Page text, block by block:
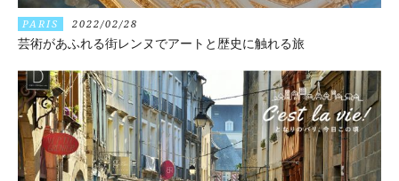
PARIS 2022/02/28
芸術があふれる街レンヌでアートと歴史に触れる旅